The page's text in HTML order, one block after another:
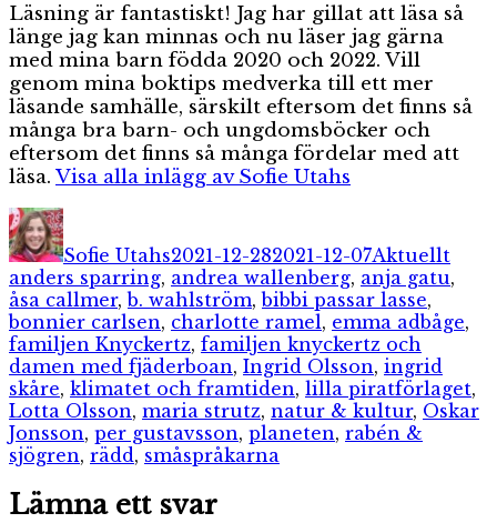
Läsning är fantastiskt! Jag har gillat att läsa så
länge jag kan minnas och nu läser jag gärna
med mina barn födda 2020 och 2022. Vill
genom mina boktips medverka till ett mer
läsande samhälle, särskilt eftersom det finns så
många bra barn- och ungdomsböcker och
eftersom det finns så många fördelar med att
läsa. Visa alla inlägg av Sofie Utahs
Författare
Sofie Utahs2021-12-282021-12-07Aktuellt
anders sparring, andrea wallenberg, anja gatu,
åsa callmer,b. wahlström,bibbi passar lasse,
bonnier carlsen, charlotte ramel, emma adbåge,
familjen Knyckertz, familjen knyckertz och
damen med fjäderboan, Ingrid Olsson, ingrid
skåre, klimatet och framtiden, lilla piratförlaget,
Lotta Olsson, maria strutz, natur & kultur, Oskar
Jonsson, per gustavsson, planeten, rabén &
sjögren, rädd, småspråkarna
Lämna ett svar